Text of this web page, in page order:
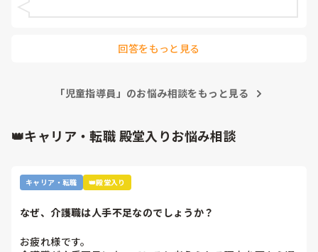
回答をもっと見る
「児童指導員」のお悩み相談をもっと見る
👑キャリア・転職 殿堂入りお悩み相談
キャリア・転職 👑殿堂入り
なぜ、介護職は人手不足なのでしょうか？
お疲れ様です。